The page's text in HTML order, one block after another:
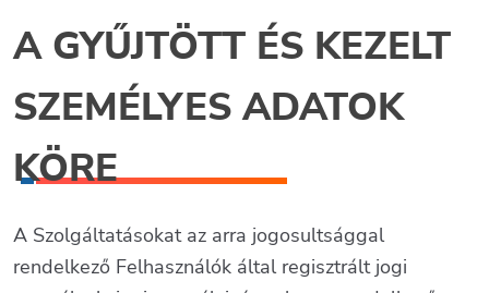
A GYŰJTÖTT ÉS KEZELT
SZEMÉLYES ADATOK
KÖRE
A Szolgáltatásokat az arra jogosultsággal
rendelkező Felhasználók által regisztrált jogi